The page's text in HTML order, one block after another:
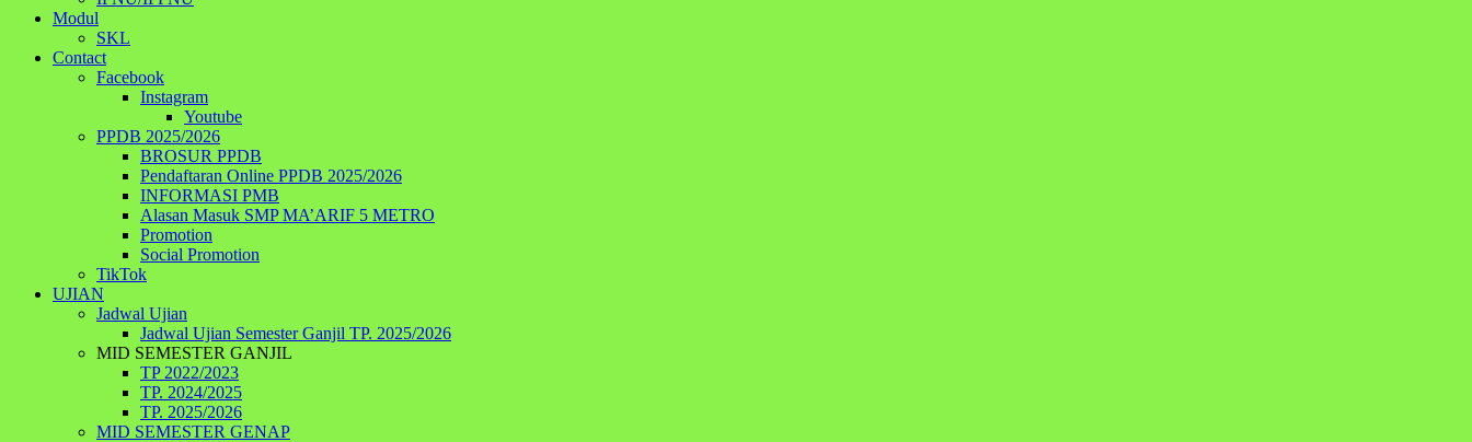
Modul
SKL
Contact
Facebook
Instagram
Youtube
PPDB 2025/2026
BROSUR PPDB
Pendaftaran Online PPDB 2025/2026
INFORMASI PMB
Alasan Masuk SMP MA’ARIF 5 METRO
Promotion
Social Promotion
TikTok
UJIAN
Jadwal Ujian
Jadwal Ujian Semester Ganjil TP. 2025/2026
MID SEMESTER GANJIL
TP 2022/2023
TP. 2024/2025
TP. 2025/2026
MID SEMESTER GENAP